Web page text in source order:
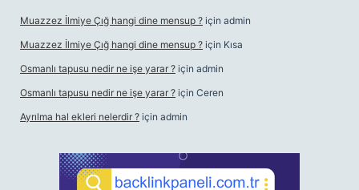
Muazzez İlmiye Çığ hangi dine mensup ? için admin
Muazzez İlmiye Çığ hangi dine mensup ? için Kısa
Osmanlı tapusu nedir ne işe yarar ? için admin
Osmanlı tapusu nedir ne işe yarar ? için Ceren
Ayrılma hal ekleri nelerdir ? için admin